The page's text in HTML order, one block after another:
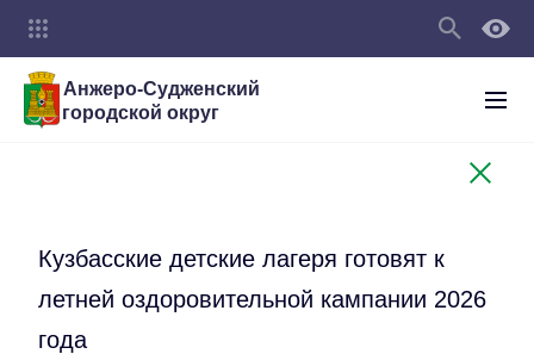
Анжеро-Судженский
городской округ
Кузбасские детские лагеря готовят к
летней оздоровительной кампании 2026
года